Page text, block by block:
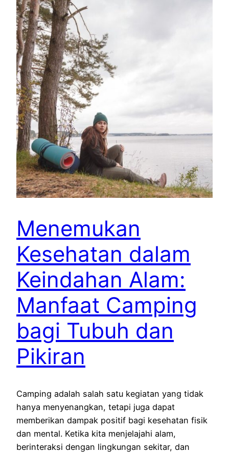
Menemukan
Kesehatan dalam
Keindahan Alam:
Manfaat Camping
bagi Tubuh dan
Pikiran
Camping adalah salah satu kegiatan yang tidak
hanya menyenangkan, tetapi juga dapat
memberikan dampak positif bagi kesehatan fisik
dan mental. Ketika kita menjelajahi alam,
berinteraksi dengan lingkungan sekitar, dan